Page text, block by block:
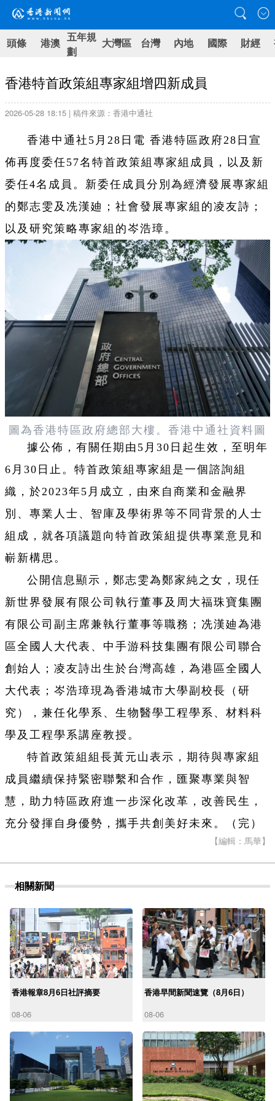
頭條 港澳 五年規
劃
大灣區 台灣 內地 國際 財經
香港特首政策組專家組增四新成員
2026-05-28 18:15 | 稿件來源：香港中通社
香港中通社5月28日電 香港特區政府28日宣
佈再度委任57名特首政策組專家組成員，以及新
委任4名成員。新委任成員分別為經濟發展專家組
的鄭志雯及冼漢廸；社會發展專家組的凌友詩；
以及研究策略專家組的岑浩璋。
圖為香港特區政府總部大樓。香港中通社資料圖
據公佈，有關任期由5月30日起生效，至明年
6月30日止。特首政策組專家組是一個諮詢組
織，於2023年5月成立，由來自商業和金融界
別、專業人士、智庫及學術界等不同背景的人士
組成，就各項議題向特首政策組提供專業意見和
嶄新構思。
公開信息顯示，鄭志雯為鄭家純之女，現任
新世界發展有限公司執行董事及周大福珠寶集團
有限公司副主席兼執行董事等職務；冼漢廸為港
區全國人大代表、中手游科技集團有限公司聯合
創始人；凌友詩出生於台灣高雄，為港區全國人
大代表；岑浩璋現為香港城市大學副校長（研
究），兼任化學系、生物醫學工程學系、材料科
學及工程學系講座教授。
特首政策組組長黃元山表示，期待與專家組
成員繼續保持緊密聯繫和合作，匯聚專業與智
慧，助力特區政府進一步深化改革，改善民生，
充分發揮自身優勢，攜手共創美好未來。（完）
【編輯：馬華】
相關新聞
香港報章8月6日社評摘要
08-06
香港早間新聞速覽（8月6日）
08-06